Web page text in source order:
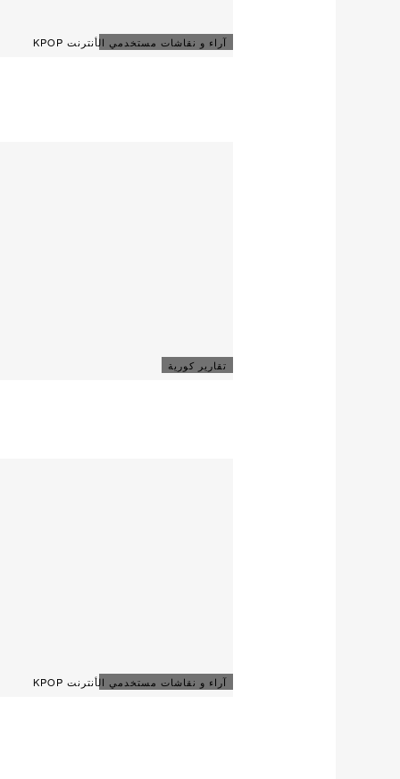
آراء و نقاشات مستخدمي الأنترنت KPOP
تقارير كورية
آراء و نقاشات مستخدمي الأنترنت KPOP